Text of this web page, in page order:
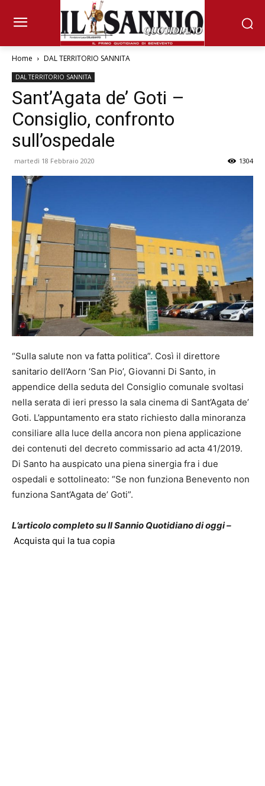
Home DAL TERRITORIO SANNITA
DAL TERRITORIO SANNITA
Sant’Agata de’ Goti –
Consiglio, confronto
sull’ospedale
martedì 18 Febbraio 2020 1304
“Sulla salute non va fatta politica”. Così il direttore
sanitario dell’Aorn ‘San Pio’, Giovanni Di Santo, in
appendice della seduta del Consiglio comunale svoltasi
nella serata di ieri presso la sala cinema di Sant’Agata de’
Goti. L’appuntamento era stato richiesto dalla minoranza
consiliare alla luce della ancora non piena applicazione
dei contenuti del decreto commissario ad acta 41/2019.
Di Santo ha auspicato una piena sinergia fra i due
ospedali e sottolineato: “Se non funziona Benevento non
funziona Sant’Agata de’ Goti”.
L’articolo completo su Il Sannio Quotidiano di oggi –
Acquista qui la tua copia